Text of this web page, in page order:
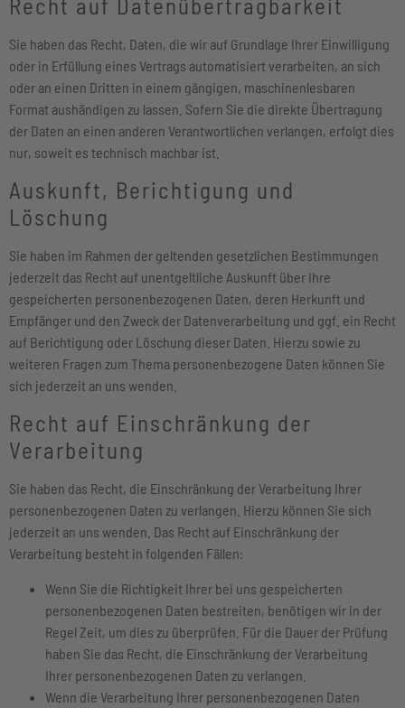
Sie haben das Recht, Daten, die wir auf Grundlage Ihrer Einwilligung
oder in Erfüllung eines Vertrags automatisiert verarbeiten, an sich
oder an einen Dritten in einem gängigen, maschinenlesbaren
Format aushändigen zu lassen. Sofern Sie die direkte Übertragung
der Daten an einen anderen Verantwortlichen verlangen, erfolgt dies
nur, soweit es technisch machbar ist.
Auskunft, Berichtigung und
Löschung
Sie haben im Rahmen der geltenden gesetzlichen Bestimmungen
jederzeit das Recht auf unentgeltliche Auskunft über Ihre
gespeicherten personenbezogenen Daten, deren Herkunft und
Empfänger und den Zweck der Datenverarbeitung und ggf. ein Recht
auf Berichtigung oder Löschung dieser Daten. Hierzu sowie zu
weiteren Fragen zum Thema personenbezogene Daten können Sie
sich jederzeit an uns wenden.
Recht auf Einschränkung der
Verarbeitung
Sie haben das Recht, die Einschränkung der Verarbeitung Ihrer
personenbezogenen Daten zu verlangen. Hierzu können Sie sich
jederzeit an uns wenden. Das Recht auf Einschränkung der
Verarbeitung besteht in folgenden Fällen:
Wenn Sie die Richtigkeit Ihrer bei uns gespeicherten
personenbezogenen Daten bestreiten, benötigen wir in der
Regel Zeit, um dies zu überprüfen. Für die Dauer der Prüfung
haben Sie das Recht, die Einschränkung der Verarbeitung
Ihrer personenbezogenen Daten zu verlangen.
Wenn die Verarbeitung Ihrer personenbezogenen Daten